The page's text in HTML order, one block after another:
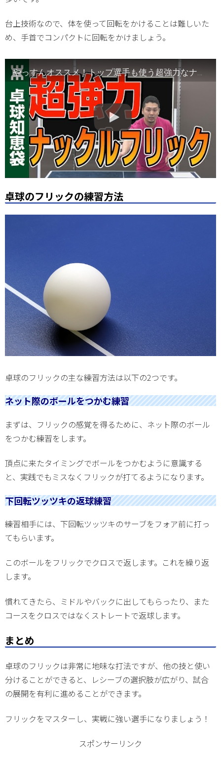
台上技術なので、体を使って回転をかけることは難しいた
め、手首でコンパクトに回転をかけましょう。
卓球のフリックの練習方法
卓球のフリックの主な練習方法は以下の2つです。
ネット際のボールをつかむ練習
まずは、フリックの感覚を得るために、ネット際のボール
をつかむ練習をします。
頂点に来たタイミングでボールをつかむように意識する
と、実践でもミスなくフリックが打てるようになります。
下回転ツッツキの返球練習
練習相手には、下回転ツッツキのサーブをフォア前に打っ
てもらいます。
このボールをフリックでクロスで返します。これを繰り返
します。
慣れてきたら、ミドルやバックに出してもらったり、また
コースをクロスではなくストレートで返球します。
まとめ
卓球のフリックは非常に地味な打法ですが、他の技と使い
分けることができると、レシーブの選択肢が広がり、試合
の展開を有利に進めることができます。
フリックをマスターし、実戦に強い選手になりましょう！
スポンサーリンク